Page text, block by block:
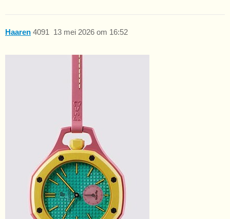
Haaren 13 mei 2026 om 16:52
4091